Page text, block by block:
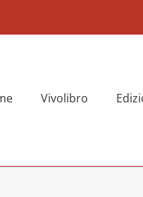
Vivolibro